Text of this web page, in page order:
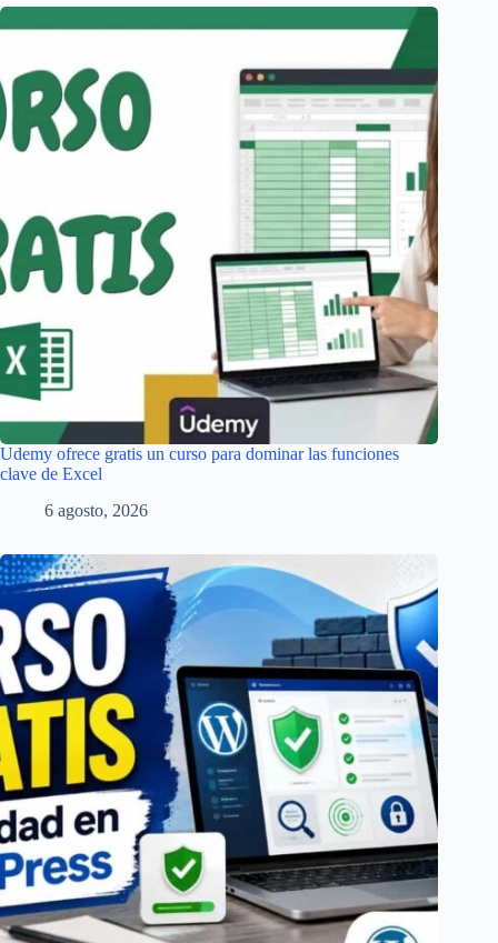
Udemy ofrece gratis un curso para dominar las funciones
clave de Excel
6 agosto, 2026